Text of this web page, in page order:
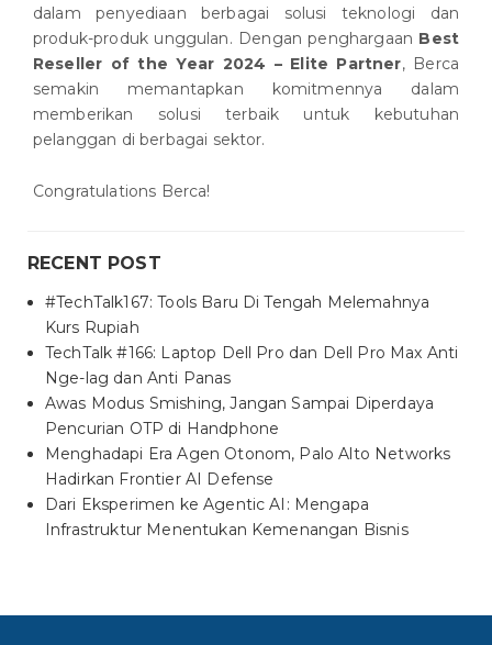
dalam penyediaan berbagai solusi teknologi dan
produk-produk unggulan. Dengan penghargaan Best
Reseller of the Year 2024 – Elite Partner, Berca
semakin memantapkan komitmennya dalam
memberikan solusi terbaik untuk kebutuhan
pelanggan di berbagai sektor.
Congratulations Berca!
RECENT POST
#TechTalk167: Tools Baru Di Tengah Melemahnya
Kurs Rupiah
TechTalk #166: Laptop Dell Pro dan Dell Pro Max Anti
Nge-lag dan Anti Panas
Awas Modus Smishing, Jangan Sampai Diperdaya
Pencurian OTP di Handphone
Menghadapi Era Agen Otonom, Palo Alto Networks
Hadirkan Frontier AI Defense
Dari Eksperimen ke Agentic AI: Mengapa
Infrastruktur Menentukan Kemenangan Bisnis